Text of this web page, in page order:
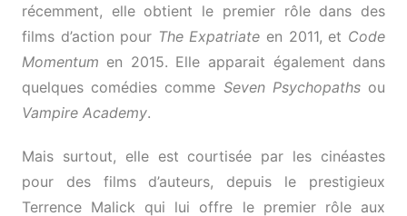
récemment, elle obtient le premier rôle dans des
films d’action pour The Expatriate en 2011, et Code
Momentum en 2015. Elle apparait également dans
quelques comédies comme Seven Psychopaths ou
Vampire Academy.
Mais surtout, elle est courtisée par les cinéastes
pour des films d’auteurs, depuis le prestigieux
Terrence Malick qui lui offre le premier rôle aux